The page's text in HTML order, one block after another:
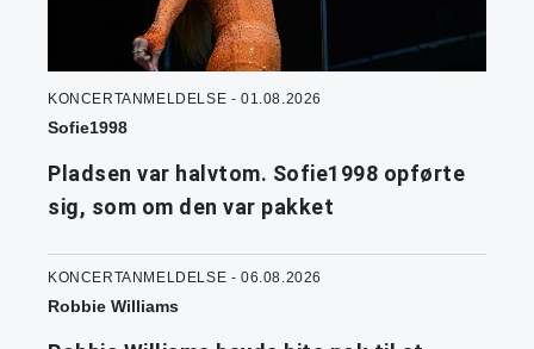
KONCERTANMELDELSE - 01.08.2026
Sofie1998
Pladsen var halvtom. Sofie1998 opførte
sig, som om den var pakket
KONCERTANMELDELSE - 06.08.2026
Robbie Williams